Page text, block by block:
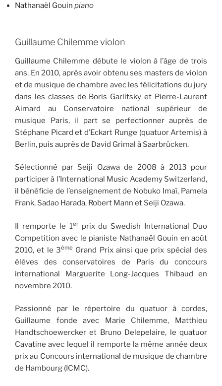
Nathanaël Gouin piano
Guillaume Chilemme violon
Guillaume Chilemme débute le violon à l’âge de trois
ans. En 2010, après avoir obtenu ses masters de violon
et de musique de chambre avec les félicitations du jury
dans les classes de Boris Garlitsky et Pierre-Laurent
Aimard au Conservatoire national supérieur de
musique Paris, il part se perfectionner auprès de
Stéphane Picard et d’Eckart Runge (quatuor Artemis) à
Berlin, puis auprès de David Grimal à Saarbrücken.
Sélectionné par Seiji Ozawa de 2008 à 2013 pour
participer à l’International Music Academy Switzerland,
il bénéficie de l’enseignement de Nobuko Imaï, Pamela
Frank, Sadao Harada, Robert Mann et Seiji Ozawa.
Il remporte le 1erprix du Swedish International Duo
Competition avec le pianiste Nathanaël Gouin en août
2010, et le 3ème Grand Prix ainsi que prix spécial des
élèves des conservatoires de Paris du concours
international Marguerite Long-Jacques Thibaud en
novembre 2010.
Passionné par le répertoire du quatuor à cordes,
Guillaume fonde avec Marie Chilemme, Matthieu
Handtschoewercker et Bruno Delepelaire, le quatuor
Cavatine avec lequel il remporte la même année deux
prix au Concours international de musique de chambre
de Hambourg (ICMC).